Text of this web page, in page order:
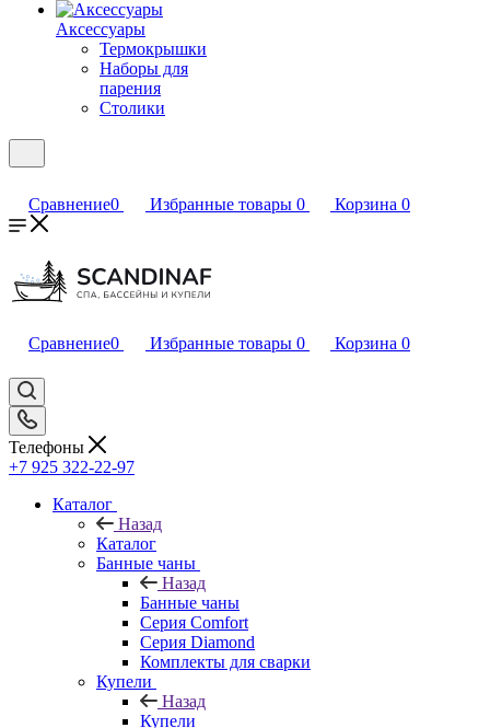
Аксессуары
Термокрышки
Наборы для
парения
Столики
Сравнение0 Избранные товары 0 Корзина 0
Сравнение0 Избранные товары 0 Корзина 0
Телефоны
+7 925 322-22-97
Каталог
Назад
Каталог
Банные чаны
Назад
Банные чаны
Серия Comfort
Серия Diamond
Комплекты для сварки
Купели
Назад
Купели